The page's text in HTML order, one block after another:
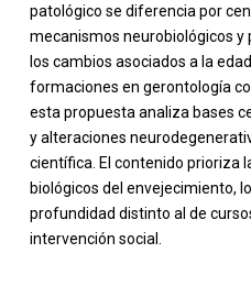
patológico se diferencia por
mecanismos neurobiológicos y
los cambios asociados a la
formaciones en gerontología
esta propuesta analiza bases
y alteraciones
científica. El contenido prioriza
biológicos del envejecimiento,
profundidad distinto al de
intervención social.
-